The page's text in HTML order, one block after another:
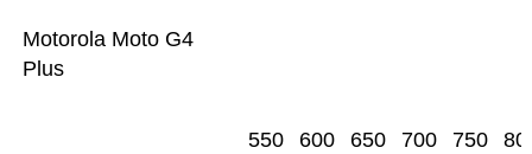
Motorola Moto G4
Plus
550 600 650 700 750